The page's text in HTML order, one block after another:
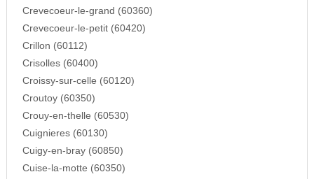
Crevecoeur-le-grand (60360)
Crevecoeur-le-petit (60420)
Crillon (60112)
Crisolles (60400)
Croissy-sur-celle (60120)
Croutoy (60350)
Crouy-en-thelle (60530)
Cuignieres (60130)
Cuigy-en-bray (60850)
Cuise-la-motte (60350)